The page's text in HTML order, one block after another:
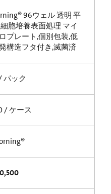
96ウェル 透明 平
胞培養表面処理 マイ
プレート,個別包装,低
構造フタ付き,滅菌済
パック
/ ケース